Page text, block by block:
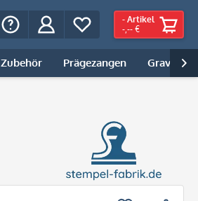
- Artikel
-,-- €
Zubehör Prägezangen Gravur |
